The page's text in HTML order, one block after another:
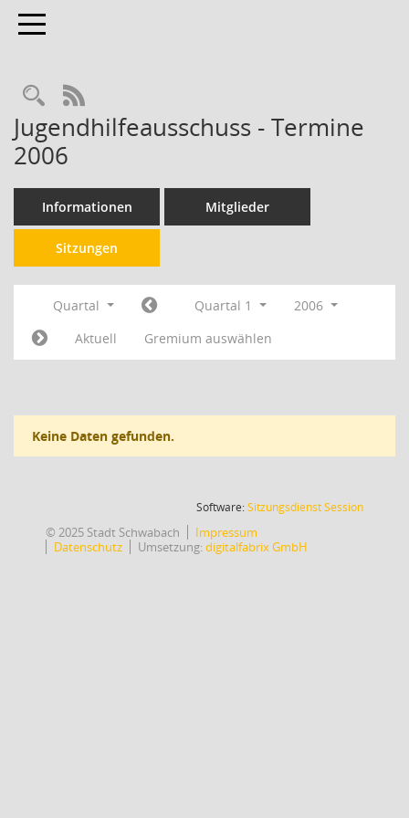
Toggle navigation
RSS-Feed
Jugendhilfeausschuss - Termine
2006
Informationen Mitglieder
Sitzungen
Quartal Quartal 1
2006
Aktuell
Gremium auswählen
Keine Daten gefunden.
Software:SitzungsdienstSession(Wird in
© 2025 Stadt Schwabach
Impressum
Datenschutz
Umsetzung:digitalfabrix GmbH